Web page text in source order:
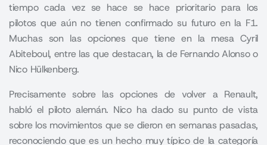
tiempo cada vez se hace se hace prioritario para los
pilotos que aún no tienen confirmado su futuro en la F1.
Muchas son las opciones que tiene en la mesa Cyril
Abiteboul, entre las que destacan, la de Fernando Alonso o
Nico Hülkenberg.
Precisamente sobre las opciones de volver a Renault,
habló el piloto alemán. Nico ha dado su punto de vista
sobre los movimientos que se dieron en semanas pasadas,
reconociendo que es un hecho muy típico de la categoría